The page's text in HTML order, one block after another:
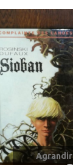
Agrandir